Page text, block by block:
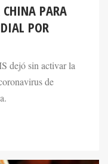
CHINA PARA
POR
dejó sin activar la
de